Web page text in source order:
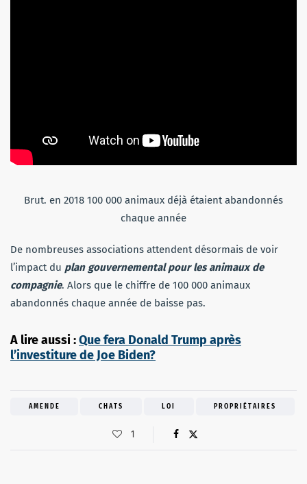
Brut. en 2018 100 000 animaux déjà étaient abandonnés
chaque année
De nombreuses associations attendent désormais de voir
l’impact du plan gouvernemental pour les animaux de
compagnie. Alors que le chiffre de 100 000 animaux
abandonnés chaque année de baisse pas.
A lire aussi :Que fera Donald Trump après
l’investiture de Joe Biden?
AMENDE CHATS LOI PROPRIÉTAIRES
1